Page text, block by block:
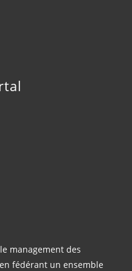
management des
fédérant un ensemble